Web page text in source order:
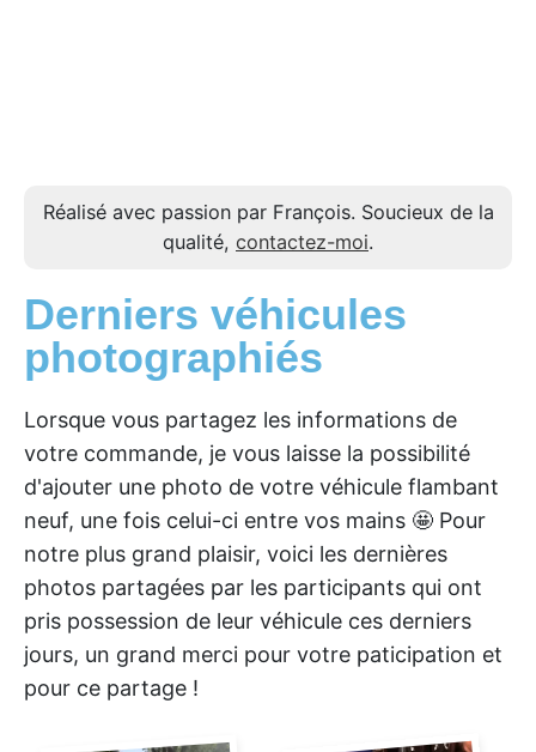
Réalisé avec passion par François. Soucieux de la
qualité, contactez-moi.
Derniers véhicules
photographiés
Lorsque vous partagez les informations de
votre commande, je vous laisse la possibilité
d'ajouter une photo de votre véhicule flambant
neuf, une fois celui-ci entre vos mains 🤩 Pour
notre plus grand plaisir, voici les dernières
photos partagées par les participants qui ont
pris possession de leur véhicule ces derniers
jours, un grand merci pour votre paticipation et
pour ce partage !